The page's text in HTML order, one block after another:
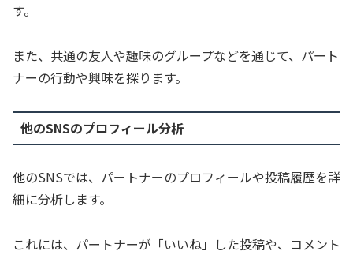
す。
また、共通の友人や趣味のグループなどを通じて、パート
ナーの行動や興味を探ります。
他のSNSのプロフィール分析
他のSNSでは、パートナーのプロフィールや投稿履歴を詳
細に分析します。
これには、パートナーが「いいね」した投稿や、コメント